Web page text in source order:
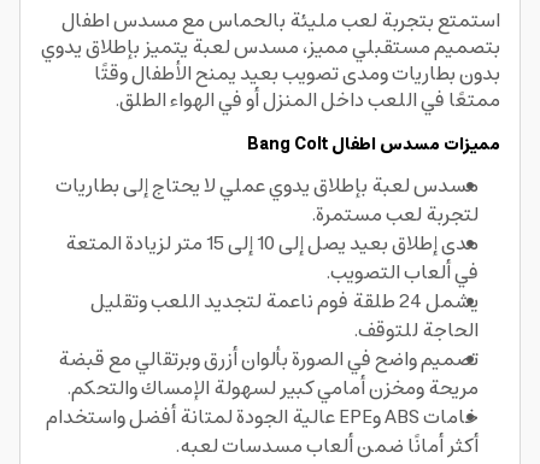
استمتع بتجربة لعب مليئة بالحماس مع مسدس اطفال
بتصميم مستقبلي مميز، مسدس لعبة يتميز بإطلاق يدوي
بدون بطاريات ومدى تصويب بعيد يمنح الأطفال وقتًا
ممتعًا في اللعب داخل المنزل أو في الهواء الطلق.
مميزات مسدس اطفال Bang Colt
مسدس لعبة بإطلاق يدوي عملي لا يحتاج إلى بطاريات
لتجربة لعب مستمرة.
مدى إطلاق بعيد يصل إلى 10 إلى 15 متر لزيادة المتعة
في ألعاب التصويب.
يشمل 24 طلقة فوم ناعمة لتجديد اللعب وتقليل
الحاجة للتوقف.
تصميم واضح في الصورة بألوان أزرق وبرتقالي مع قبضة
مريحة ومخزن أمامي كبير لسهولة الإمساك والتحكم.
خامات ABS وEPE عالية الجودة لمتانة أفضل واستخدام
أكثر أمانًا ضمن ألعاب مسدسات لعبه.